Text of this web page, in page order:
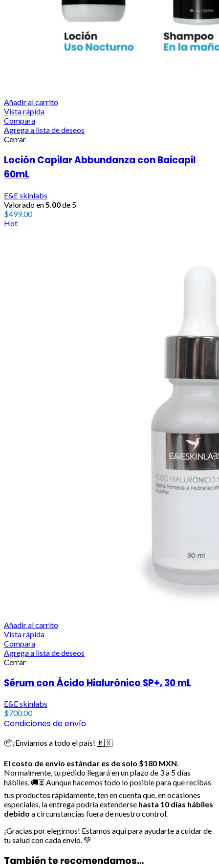
Añadir al carrito
Vista rápida
Compara
Agrega a lista de deseos
Cerrar
Loción Capilar Abbundanza con Baicapil
60mL
E&E skinlabs
Valorado en5.00de 5
$499.00
Hot
Añadir al carrito
Vista rápida
Compara
Agrega a lista de deseos
Cerrar
Sérum con Ácido Hialurónico SP+, 30 mL
E&E skinlabs
$700.00
Condiciones de envío
📦¡Enviamos a todo el país! 🇲🇽
El costo de envío estándar es de solo $180 MXN.
Normalmente, tu pedido llegará en un plazo de 3 a 5 días
hábiles. 🚚⏳ Aunque hacemos todo lo posible para que recibas
tus productos rápidamente, ten en cuenta que, en ocasiones
especiales, la entrega podría extenderse hasta 10 días hábiles
debido a circunstancias fuera de nuestro control.
¡Gracias por elegirnos! Estamos aquí para ayudarte a cuidar de
tu salud con cada envío. 💚
También te recomendamos…